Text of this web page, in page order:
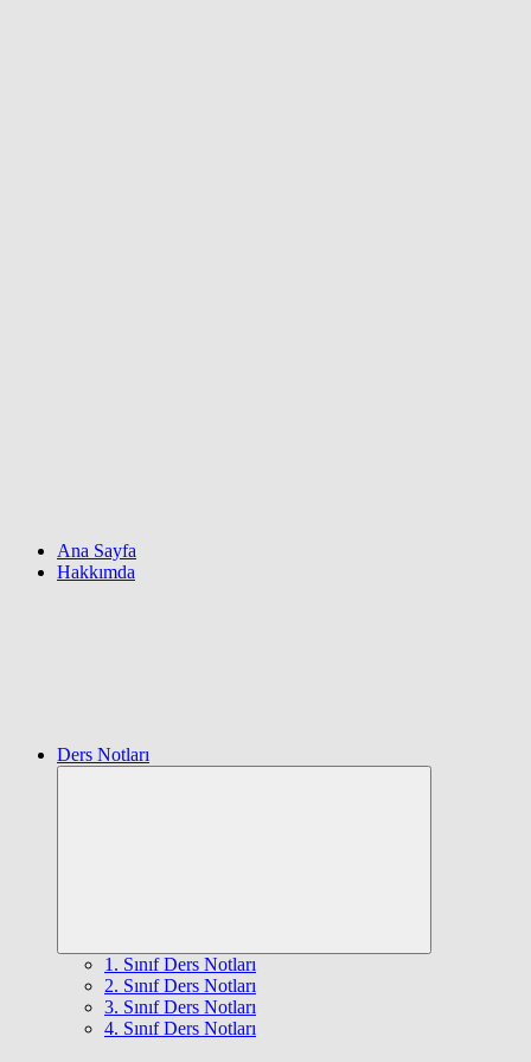
Ana Sayfa
Hakkımda
Ders Notları
1. Sınıf Ders Notları
2. Sınıf Ders Notları
3. Sınıf Ders Notları
4. Sınıf Ders Notları